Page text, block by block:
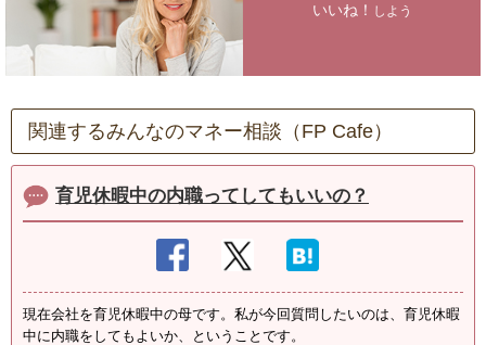
いいね！ しよう
関連するみんなのマネー相談（FP Cafe）
育児休暇中の内職ってしてもいいの？
現在会社を育児休暇中の母です。私が今回質問したいのは、育児休暇
中に内職をしてもよいか、ということです。